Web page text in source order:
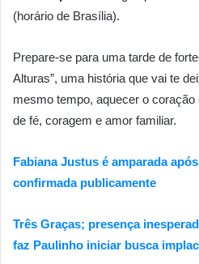
(horário de Brasília).
Prepare-se para uma tarde de
Alturas”, uma história que vai te
mesmo tempo, aquecer o
de fé, coragem e amor familiar.
Fabiana Justus é amparada
confirmada publicamente
Três Graças; presença
faz Paulinho iniciar busca